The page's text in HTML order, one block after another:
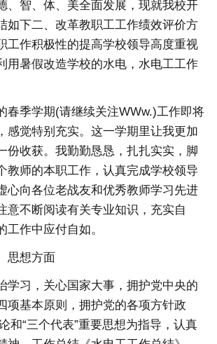
、智、体、美全面发展，现就我校开
如下二、改革教职工工作绩效评价方
工作积极性的提高学校领导高度重视
用暑假改造学校的水电，水电工工作
春季学期(请继续关注WWw.)工作即将
感觉特别充实。这一学期里让我更加
份收获。我勤勤恳恳，扎扎实实，脚
教师的本职工作，认真完成学校领导
心向各位老战友和优秀教师学习先进
意不断阅读有关专业知识，充实自
工作中应付自如。
思想方面
学习，关心国家大事，拥护党中央的
项基本原则，拥护党的各项方针政
和“三个代表”重要思想为指导，认真